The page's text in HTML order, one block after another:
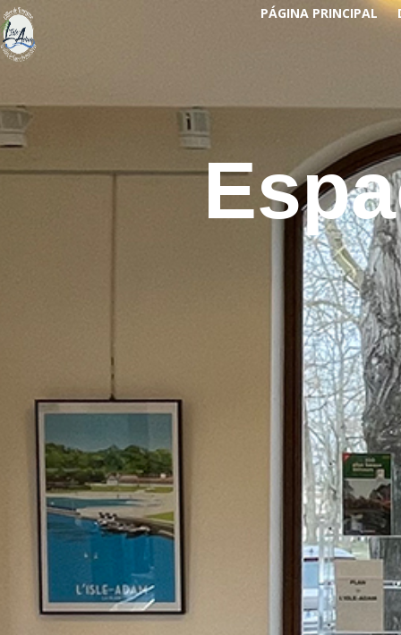
PÁGINA PRINCIPAL